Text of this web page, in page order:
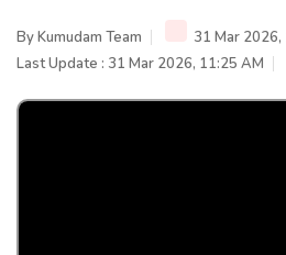
ByKumudam Team
31 Mar
Last Update : 31 Mar 2026, 11:25 AM